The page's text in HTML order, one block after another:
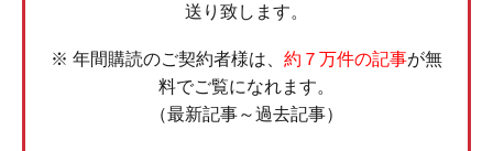
送り致します。
※ 年間購読のご契約者様は、 約７万件の記事が無
料でご覧になれます。
（最新記事～過去記事）